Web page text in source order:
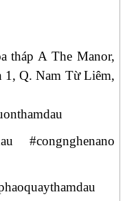
tháp A The Manor,
Q. Nam Từ Liêm,
#congnghenano